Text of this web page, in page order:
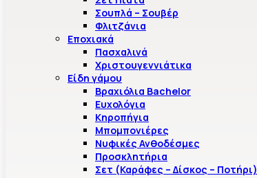
Σουπλά – Σουβέρ
Φλιτζάνια
Εποχιακά
Πασχαλινά
Χριστουγεννιάτικα
Είδη γάμου
Βραχιόλια Bachelor
Ευχολόγια
Κηροπήγια
Μπομπονιέρες
Νυφικές Ανθοδέσμες
Προσκλητήρια
Σετ (Καράφες – Δίσκος – Ποτήρι)